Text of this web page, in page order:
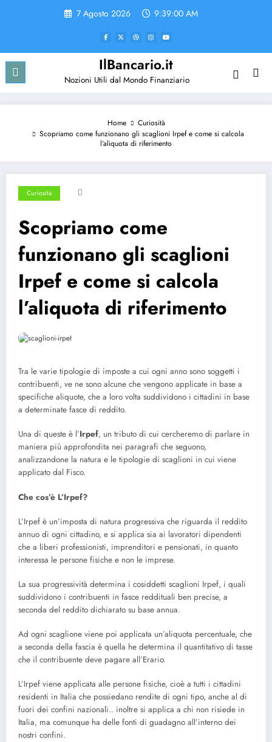
7 Agosto 2026 9:39:00 AM
IlBancario.it
Nozioni Utili dal Mondo Finanziario
Home
Curiosità
Scopriamo come funzionano gli scaglioni Irpef e come si calcola
l’aliquota di riferimento
Curiosità
Scopriamo come
funzionano gli scaglioni
Irpef e come si calcola
l’aliquota di riferimento
Tra le varie tipologie di imposte a cui ogni anno sono soggetti i
contribuenti, ve ne sono alcune che vengono applicate in base a
specifiche aliquote, che a loro volta suddividono i cittadini in base
a determinate fasce di reddito.
Una di queste è l’Irpef, un tributo di cui cercheremo di parlare in
maniera più approfondita nei paragrafi che seguono,
analizzandone la natura e le tipologie di scaglioni in cui viene
applicato dal Fisco.
Che cos’è L’Irpef?
L’Irpef è un’imposta di natura progressiva che riguarda il reddito
annuo di ogni cittadino, e si applica sia ai lavoratori dipendenti
che a liberi professionisti, imprenditori e pensionati, in quanto
interessa le persone fisiche e non le imprese.
La sua progressività determina i cosiddetti scaglioni Irpef, i quali
suddividono i contribuenti in fasce reddituali ben precise, a
seconda del reddito dichiarato su base annua.
Ad ogni scaglione viene poi applicata un’aliquota percentuale, che
a seconda della fascia è quella he determina il quantitativo di tasse
che il contribuente deve pagare all’Erario.
L’Irpef viene applicata alle persone fisiche, cioè a tutti i cittadini
residenti in Italia che possiedano rendite di ogni tipo, anche al di
fuori dei confini nazionali.. inoltre si applica a chi non risiede in
Italia, ma comunque ha delle fonti di guadagno all’interno dei
nostri confini.